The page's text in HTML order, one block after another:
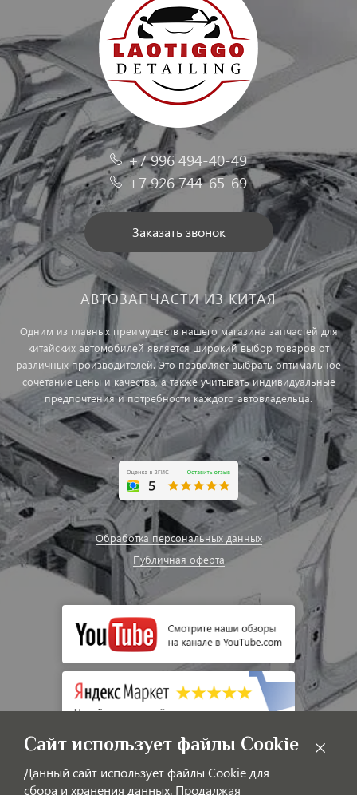
+7 996 494-40-49
+7 926 744-65-69
Заказать звонок
АВТОЗАПЧАСТИ ИЗ КИТАЯ
Одним из главных преимуществ нашего магазина запчастей для
китайских автомобилей является широкий выбор товаров от
различных производителей. Это позволяет выбрать оптимальное
сочетание цены и качества, а также учитывать индивидуальные
предпочтения и потребности каждого автовладельца.
Обработка персональных данных
Публичная оферта
Сайт использует файлы Cookie
Данный сайт использует файлы Cookie для
сбора и хранения данных. Продалжая